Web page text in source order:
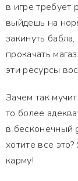
в игре требует
выйдешь на
закинуть
прокачать
эти ресурсы
Зачем так
то более
в бесконечный
хотите все
карму!